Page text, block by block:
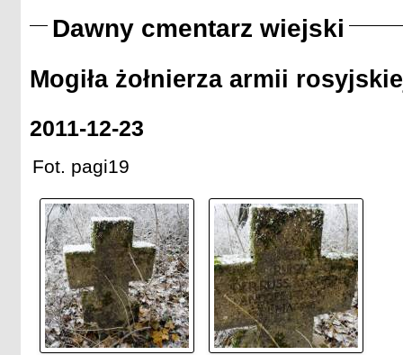
Dawny cmentarz wiejski
Mogiła żołnierza armii
2011-12-23
Fot. pagi19